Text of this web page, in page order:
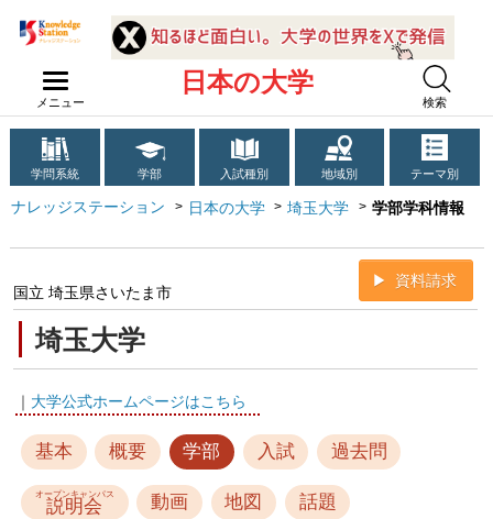
メニュー
日本の大学
検索
学問系統 学部 入試種別 地域別 テーマ別
ナレッジステーション 日本の大学 埼玉大学 学部学科情報
埼玉大学
国立 埼玉県さいたま市
資料請求
｜ 大学公式ホームページはこちら
基本 概要 学部 入試 過去問
オープンキャンパス
説明会 動画 地図 話題